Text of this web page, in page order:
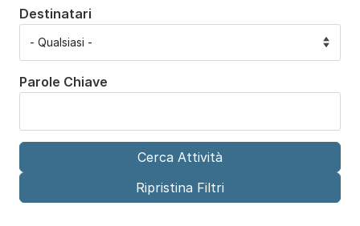
Destinatari
Parole Chiave